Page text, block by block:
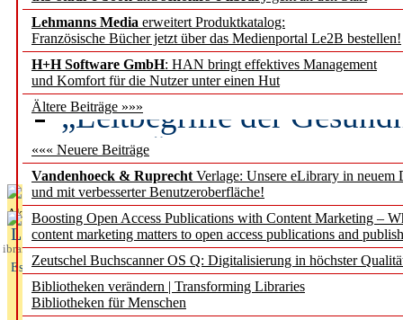
Lehmanns Media erweitert Produktkatalog:
Französische Bücher jetzt über das Medienportal Le2B bestellen!
H+H Software GmbH: HAN bringt effektives Management
und Komfort für die Nutzer unter einen Hut
Ältere Beiträge »»»
««« Neuere Beiträge
Vandenhoeck & Ruprecht Verlage: Unsere eLibrary in neuem
und mit verbesserter Benutzeroberfläche!
Boosting Open Access Publications with Content Marketing –
content marketing matters to open access publications and
Zeutschel Buchscanner OS Q: Digitalisierung in höchster
Bibliotheken verändern | Transforming Libraries
Bibliotheken für Menschen
Künstliche Intelligenz
besser zu verstehen
„Leitbegriffe der
des BIÖG erscheinen
Aktuelles aus
L
ibrary
Essentials